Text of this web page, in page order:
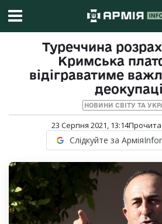
Туреччина
Кримська
відіграватиме
НОВИНИ СВІТУ ТА
23 Серпня 2021, 13:14
Слідкуйте за